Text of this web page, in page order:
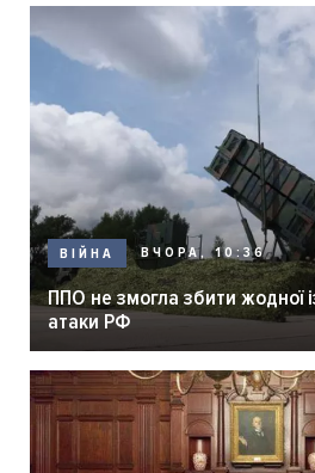
ВІЙНА ВЧОРА, 10:36
ППО не змогла збити жодної
атаки РФ